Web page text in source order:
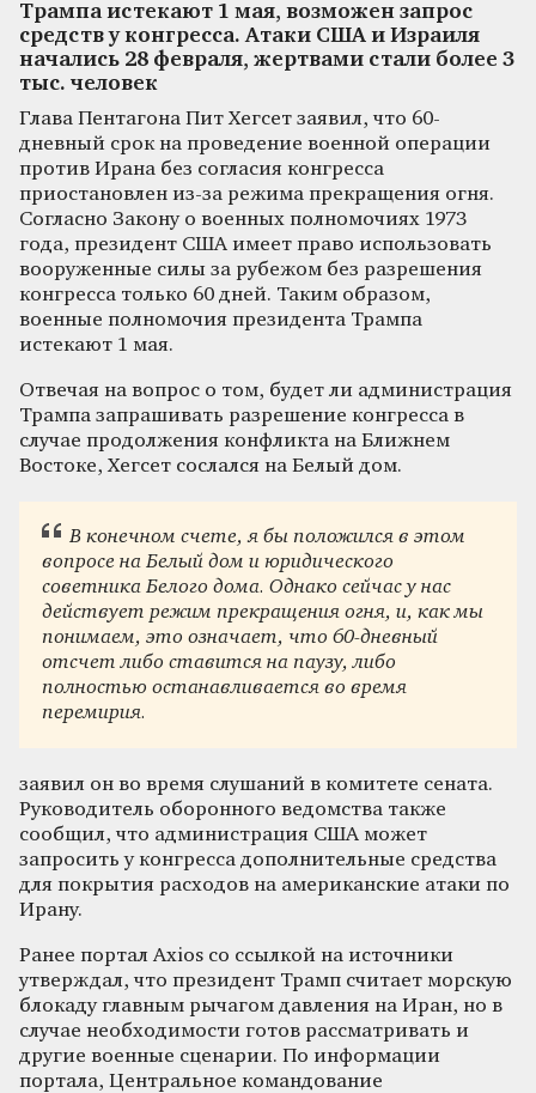
Трампа истекают 1 мая, возможен запрос
средств у конгресса. Атаки США и Израиля
начались 28 февраля, жертвами стали более 3
тыс. человек
Глава Пентагона Пит Хегсет заявил, что 60-
дневный срок на проведение военной операции
против Ирана без согласия конгресса
приостановлен из-за режима прекращения огня.
Согласно Закону о военных полномочиях 1973
года, президент США имеет право использовать
вооруженные силы за рубежом без разрешения
конгресса только 60 дней. Таким образом,
военные полномочия президента Трампа
истекают 1 мая.
Отвечая на вопрос о том, будет ли администрация
Трампа запрашивать разрешение конгресса в
случае продолжения конфликта на Ближнем
Востоке, Хегсет сослался на Белый дом.
В конечном счете, я бы положился в этом
вопросе на Белый дом и юридического
советника Белого дома. Однако сейчас у нас
действует режим прекращения огня, и, как мы
понимаем, это означает, что 60-дневный
отсчет либо ставится на паузу, либо
полностью останавливается во время
перемирия.
заявил он во время слушаний в комитете сената.
Руководитель оборонного ведомства также
сообщил, что администрация США может
запросить у конгресса дополнительные средства
для покрытия расходов на американские атаки по
Ирану.
Ранее портал Axios со ссылкой на источники
утверждал, что президент Трамп считает морскую
блокаду главным рычагом давления на Иран, но в
случае необходимости готов рассматривать и
другие военные сценарии. По информации
портала, Центральное командование